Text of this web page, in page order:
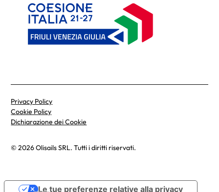
© 2026 Olisails SRL. Tutti i diritti riservati.
Privacy Policy
Cookie Policy
Dichiarazione dei Cookie
Le tue preferenze relative alla privacy